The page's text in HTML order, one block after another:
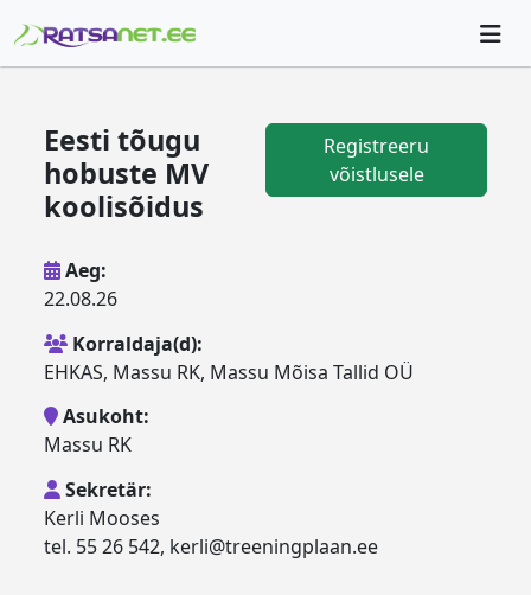
Eesti tõugu
hobuste MV
koolisõidus
Registreeru
võistlusele
Aeg:
22.08.26
Korraldaja(d):
EHKAS, Massu RK, Massu Mõisa Tallid OÜ
Asukoht:
Massu RK
Sekretär:
Kerli Mooses
tel. 55 26 542, kerli@treeningplaan.ee